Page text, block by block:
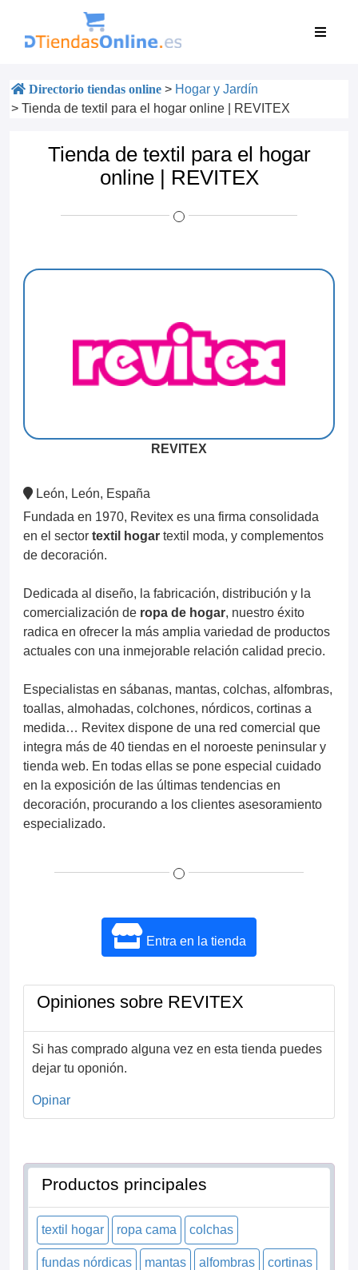
Directorio tiendas online > Hogar y Jardín
> Tienda de textil para el hogar online | REVITEX
Tienda de textil para el hogar
online | REVITEX
REVITEX
León, León, España
Fundada en 1970, Revitex es una firma consolidada
en el sector textil hogar textil moda, y complementos
de decoración.
Dedicada al diseño, la fabricación, distribución y la
comercialización de ropa de hogar, nuestro éxito
radica en ofrecer la más amplia variedad de productos
actuales con una inmejorable relación calidad precio.
Especialistas en sábanas, mantas, colchas, alfombras,
toallas, almohadas, colchones, nórdicos, cortinas a
medida… Revitex dispone de una red comercial que
integra más de 40 tiendas en el noroeste peninsular y
tienda web. En todas ellas se pone especial cuidado
en la exposición de las últimas tendencias en
decoración, procurando a los clientes asesoramiento
especializado.
Entra en la tienda
Opiniones sobre REVITEX
Si has comprado alguna vez en esta tienda puedes
dejar tu oponión.
Opinar
Productos principales
textil hogar ropa cama colchas
fundas nórdicas mantas alfombras cortinas